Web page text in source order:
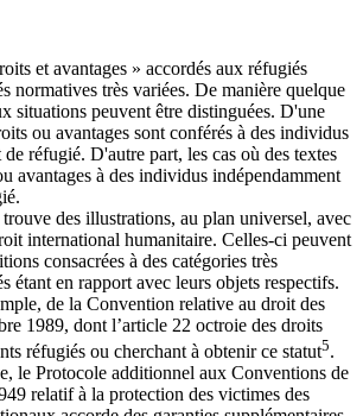
et avantages » accordés aux réfugiés
normatives très variées. De manière quelque
situations peuvent être distinguées. D'une
ou avantages sont conférés à des individus
réfugié. D'autre part, les cas où des textes
avantages à des individus indépendamment
des illustrations, au plan universel, avec
international humanitaire. Celles-ci peuvent
consacrées à des catégories très
étant en rapport avec leurs objets respectifs.
de la Convention relative au droit des
1989, dont l’article 22 octroie des droits
réfugiés ou cherchant à obtenir ce statut5.
le Protocole additionnel aux Conventions de
relatif à la protection des victimes des